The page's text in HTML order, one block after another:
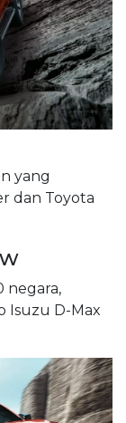
yang
dan Toyota
negara,
Isuzu D-Max